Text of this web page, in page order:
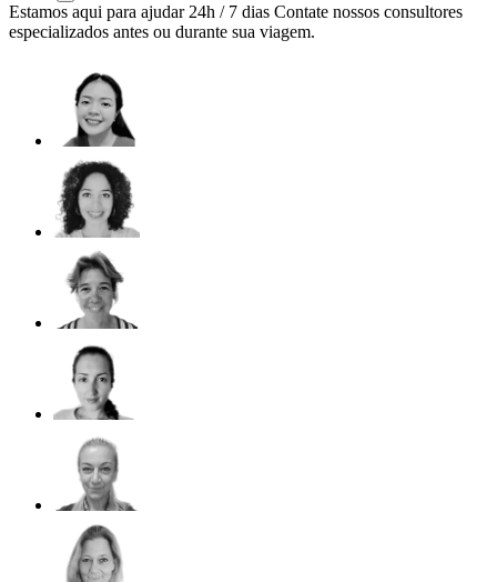
Estamos aqui para ajudar 24h / 7 dias Contate nossos consultores
especializados antes ou durante sua viagem.